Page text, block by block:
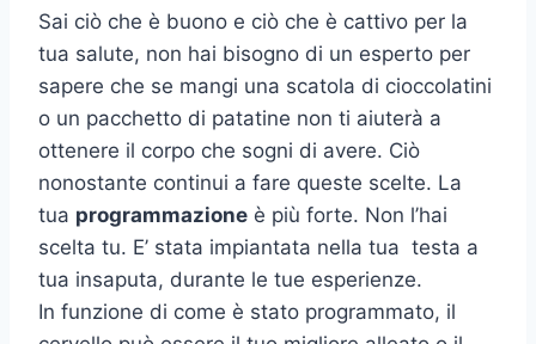
Sai ciò che è buono e ciò che è cattivo per la
tua salute, non hai bisogno di un esperto per
sapere che se mangi una scatola di cioccolatini
o un pacchetto di patatine non ti aiuterà a
ottenere il corpo che sogni di avere. Ciò
nonostante continui a fare queste scelte. La
tua programmazione è più forte. Non l’hai
scelta tu. E’ stata impiantata nella tua testa a
tua insaputa, durante le tue esperienze.
In funzione di come è stato programmato, il